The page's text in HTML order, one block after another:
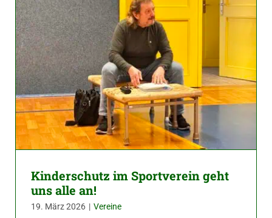
Kinderschutz im Sportverein geht
uns alle an!
19. März 2026 | Vereine